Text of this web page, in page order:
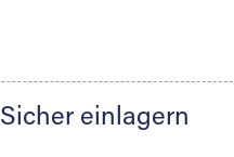
Sicher einlagern